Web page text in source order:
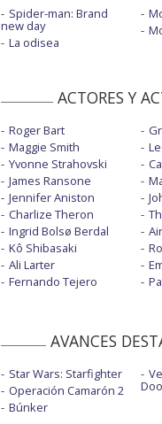
Spider-man: Brand
new day
La odisea
ACTORES Y
Roger Bart
Maggie Smith
Yvonne Strahovski
James Ransone
Jennifer Aniston
Charlize Theron
Ingrid Bolsø Berdal
Kô Shibasaki
Ali Larter
Fernando Tejero
AVANCES
Star Wars: Starfighter
Operación Camarón 2
Búnker